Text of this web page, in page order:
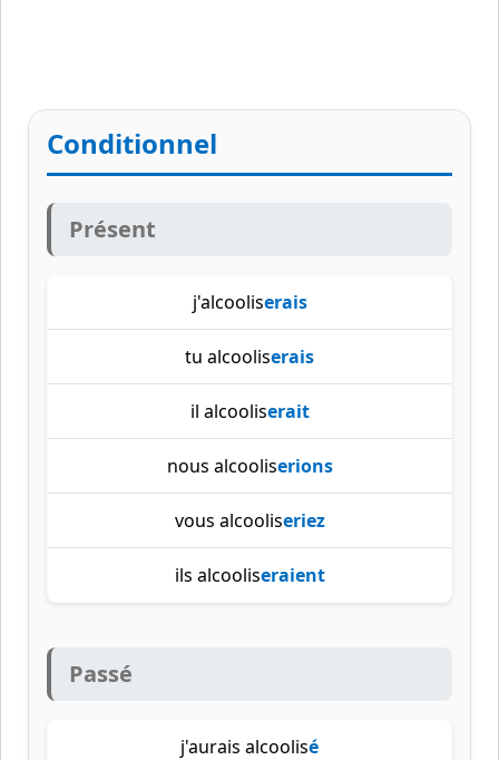
Conditionnel
Présent
j'alcooliserais
tu alcooliserais
il alcooliserait
nous alcooliserions
vous alcooliseriez
ils alcooliseraient
Passé
j'aurais alcoolisé